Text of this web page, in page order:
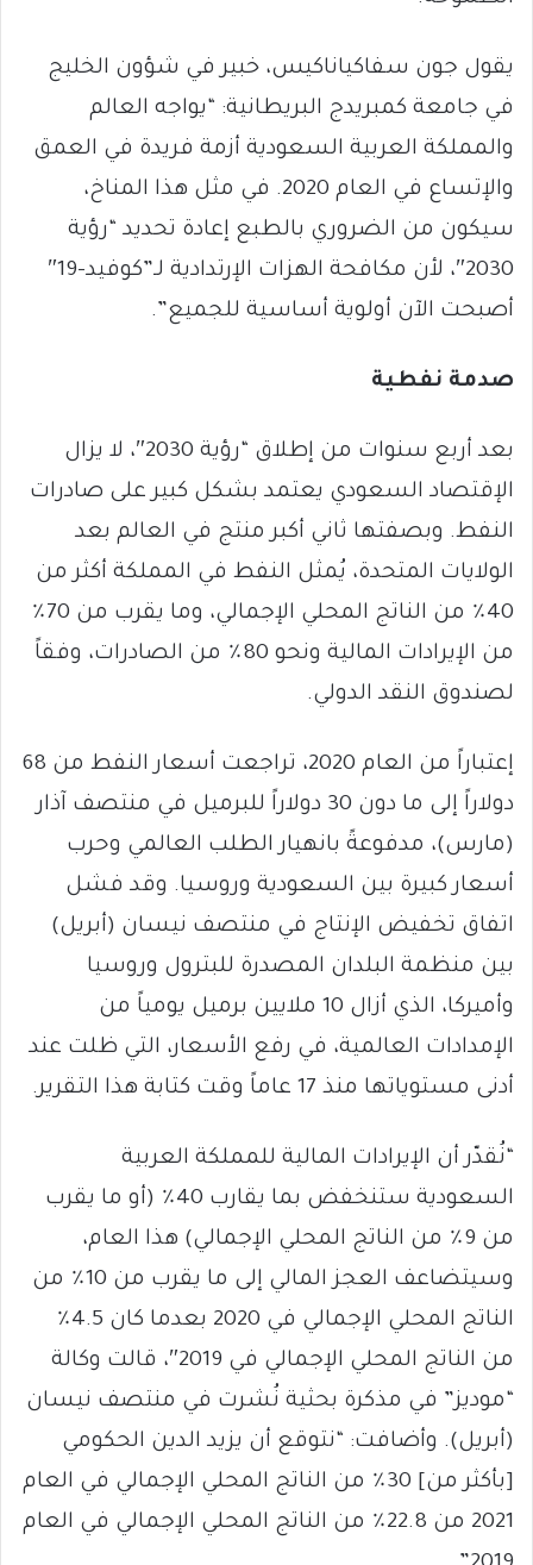
يقول جون سفاكياناكيس، خبير في شؤون الخليج
في جامعة كمبريدج البريطانية: “يواجه العالم
والمملكة العربية السعودية أزمة فريدة في العمق
والإتساع في العام 2020. في مثل هذا المناخ،
سيكون من الضروري بالطبع إعادة تحديد “رؤية
2030″، لأن مكافحة الهزات الإرتدادية لـ”كوفيد-19″
أصبحت الآن أولوية أساسية للجميع”.
صدمة نفطية
بعد أربع سنوات من إطلاق “رؤية 2030″، لا يزال
الإقتصاد السعودي يعتمد بشكل كبير على صادرات
النفط. وبصفتها ثاني أكبر منتج في العالم بعد
الولايات المتحدة، يُمثل النفط في المملكة أكثر من
40٪ من الناتج المحلي الإجمالي، وما يقرب من 70٪
من الإيرادات المالية ونحو 80٪ من الصادرات، وفقاً
لصندوق النقد الدولي.
إعتباراً من العام 2020، تراجعت أسعار النفط من 68
دولاراً إلى ما دون 30 دولاراً للبرميل في منتصف آذار
(مارس)، مدفوعةً بانهيار الطلب العالمي وحرب
أسعار كبيرة بين السعودية وروسيا. وقد فشل
اتفاق تخفيض الإنتاج في منتصف نيسان (أبريل)
بين منظمة البلدان المصدرة للبترول وروسيا
وأميركا، الذي أزال 10 ملايين برميل يومياً من
الإمدادات العالمية، في رفع الأسعار، التي ظلت عند
أدنى مستوياتها منذ 17 عاماً وقت كتابة هذا التقرير.
“نُقدّر أن الإيرادات المالية للمملكة العربية
السعودية ستنخفض بما يقارب 40٪ (أو ما يقرب
من 9٪ من الناتج المحلي الإجمالي) هذا العام،
وسيتضاعف العجز المالي إلى ما يقرب من 10٪ من
الناتج المحلي الإجمالي في 2020 بعدما كان 4.5٪
من الناتج المحلي الإجمالي في 2019″، قالت وكالة
“موديز” في مذكرة بحثية نُشرت في منتصف نيسان
(أبريل). وأضافت: “نتوقع أن يزيد الدين الحكومي
[بأكثر من] 30٪ من الناتج المحلي الإجمالي في العام
2021 من 22.8٪ من الناتج المحلي الإجمالي في العام